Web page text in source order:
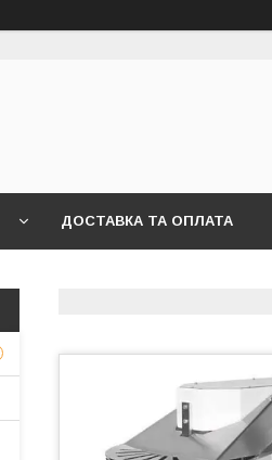
ДОСТАВКА ТА ОПЛАТА